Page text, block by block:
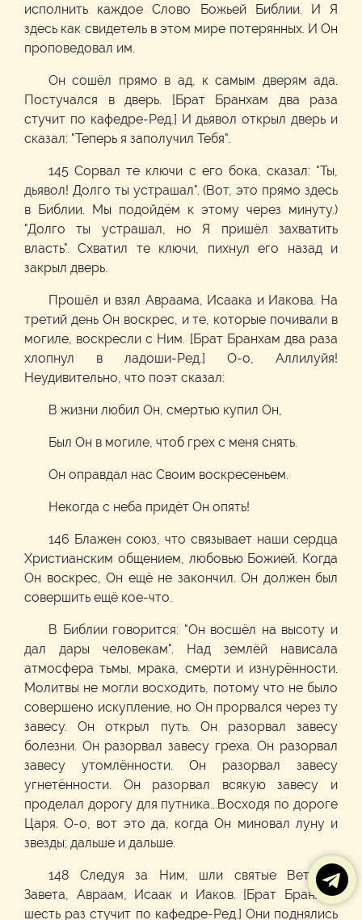
исполнить каждое Слово Божьей Библии. И Я
здесь как свидетель в этом мире потерянных. И Он
проповедовал им.
Он сошёл прямо в ад, к самым дверям ада.
Постучался в дверь. [Брат Бранхам два раза
стучит по кафедре-Ред.] И дьявол открыл дверь и
сказал: "Теперь я заполучил Тебя".
145 Сорвал те ключи с его бока, сказал: "Ты,
дьявол! Долго ты устрашал". (Вот, это прямо здесь
в Библии. Мы подойдём к этому через минуту.)
"Долго ты устрашал, но Я пришёл захватить
власть". Схватил те ключи, пихнул его назад и
закрыл дверь.
Прошёл и взял Авраама, Исаака и Иакова. На
третий день Он воскрес, и те, которые почивали в
могиле, воскресли с Ним. [Брат Бранхам два раза
хлопнул в ладоши-Ред.] О-о, Аллилуйя!
Неудивительно, что поэт сказал:
В жизни любил Он, смертью купил Он,
Был Он в могиле, чтоб грех с меня снять.
Он оправдал нас Своим воскресеньем.
Некогда с неба придёт Он опять!
146 Блажен союз, что связывает наши сердца
Христианским общением, любовью Божией. Когда
Он воскрес, Он ещё не закончил. Он должен был
совершить ещё кое-что.
В Библии говорится: "Он восшёл на высоту и
дал дары человекам". Над землёй нависала
атмосфера тьмы, мрака, смерти и изнурённости.
Молитвы не могли восходить, потому что не было
совершено искупление, но Он прорвался через ту
завесу. Он открыл путь. Он разорвал завесу
болезни. Он разорвал завесу греха. Он разорвал
завесу утомлённости. Он разорвал завесу
угнетённости. Он разорвал всякую завесу и
проделал дорогу для путника...Восходя по дороге
Царя. О-о, вот это да, когда Он миновал луну и
звезды; дальше и дальше.
148 Следуя за Ним, шли святые Ветхого
Завета, Авраам, Исаак и Иаков. [Брат Бранхам
шесть раз стучит по кафедре-Ред.] Они поднялись